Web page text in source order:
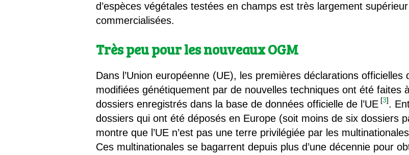
d’espèces végétales testées en champs est très largement
commercialisées.
Très peu pour les nouveaux OGM
Dans l’Union européenne (UE), les premières déclarations officielles
modifiées génétiquement par de nouvelles techniques ont été faites
dossiers enregistrés dans la base de données officielle de l’UE [3].
dossiers qui ont été déposés en Europe (soit moins de six dossiers
montre que l’UE n’est pas une terre privilégiée par les
Ces multinationales se bagarrent depuis plus d’une décennie pour